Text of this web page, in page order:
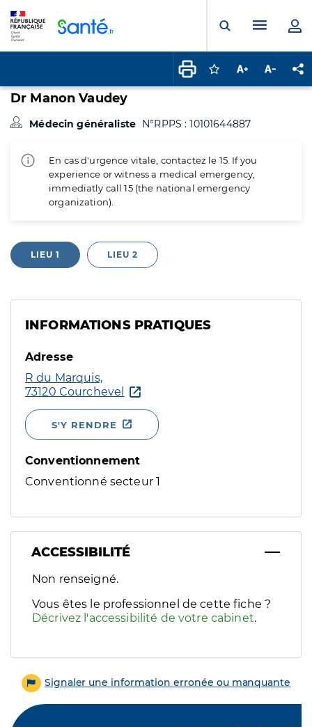
Ouvrir laMenu
Connectez-vous
Augmenter la
Dr Manon Vaudey
Médecin généraliste N°RPPS : 10101644887
En cas d'urgence vitale, contactez le 15. If you
experience or witness a medical emergency,
immediatly call 15 (the national emergency
organization).
LIEU 1 LIEU 2
INFORMATIONS PRATIQUES
Adresse
R du Marquis,
73120 Courchevel
S'Y RENDRE
Conventionnement
Conventionné secteur 1
ACCESSIBILITÉ
Filtres
Sélectionnez un ou plusieurs handicaps/besoins
Non renseigné.
Vous êtes le professionnel de cette fiche ?
Décrivez l'accessibilité de votre cabinet.
Signaler une information erronée ou manquante